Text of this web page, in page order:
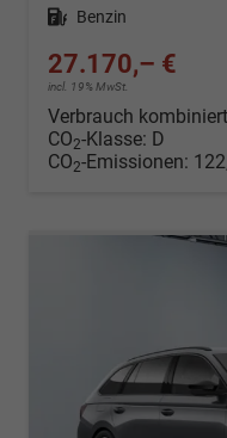
Kraftstoff Benzin
27.170,– €
incl. 19% MwSt.
Verbrauch
CO2-Klasse: D
CO2-Emissionen: